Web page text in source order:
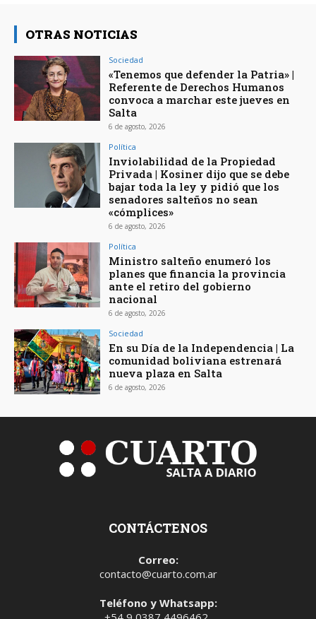
OTRAS NOTICIAS
Sociedad
«Tenemos que defender la Patria» |
Referente de Derechos Humanos
convoca a marchar este jueves en
Salta
6 de agosto, 2026
Política
Inviolabilidad de la Propiedad
Privada | Kosiner dijo que se debe
bajar toda la ley y pidió que los
senadores salteños no sean
«cómplices»
6 de agosto, 2026
Política
Ministro salteño enumeró los
planes que financia la provincia
ante el retiro del gobierno
nacional
6 de agosto, 2026
Sociedad
En su Día de la Independencia | La
comunidad boliviana estrenará
nueva plaza en Salta
6 de agosto, 2026
CONTÁCTENOS
Correo:
contacto@cuarto.com.ar
Teléfono y Whatsapp: